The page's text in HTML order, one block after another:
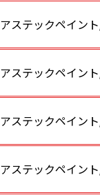
アステックペイン
アステックペイン
アステックペイン
アステックペイン